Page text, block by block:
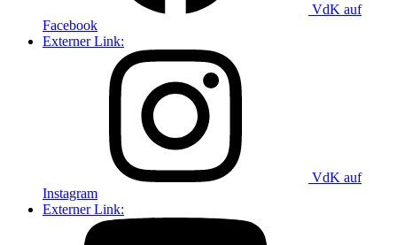
VdK auf
Facebook
Externer Link:
VdK auf
Instagram
Externer Link: